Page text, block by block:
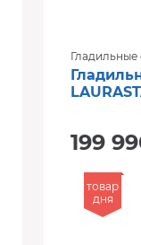
Гладильные
199
товар
дня